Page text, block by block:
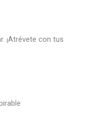
¡Atrévete con tus